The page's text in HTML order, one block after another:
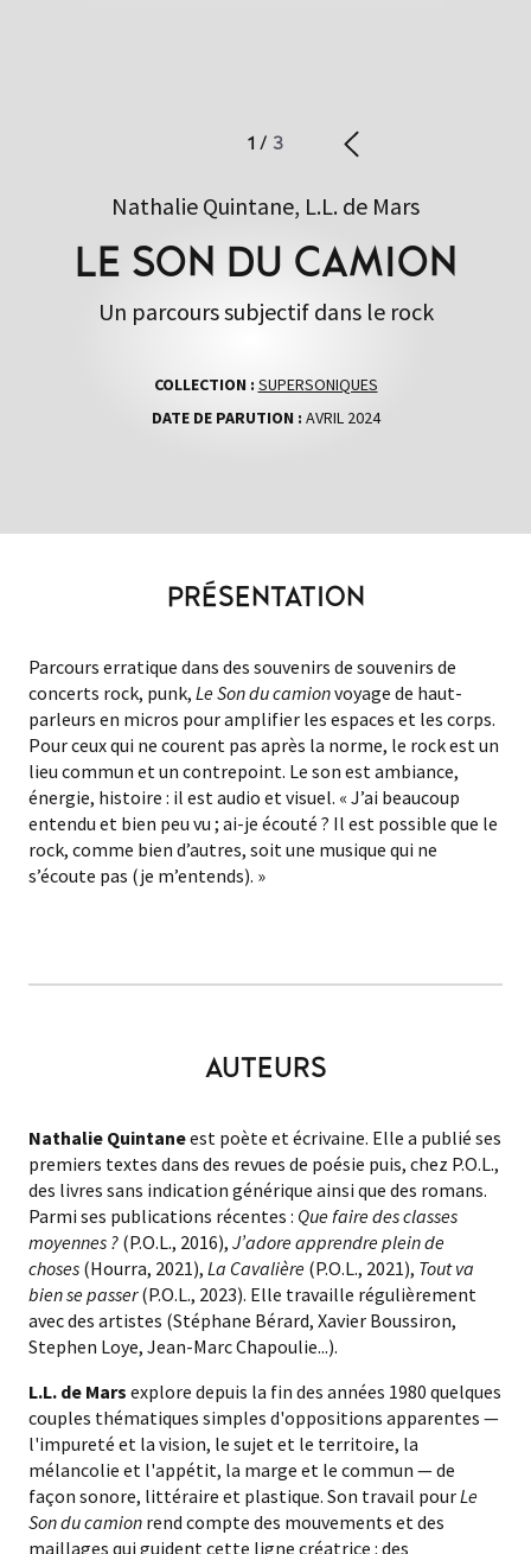
1 / 3
Nathalie Quintane, L.L. de Mars
LE SON DU CAMION
Un parcours subjectif dans le rock
COLLECTION : SUPERSONIQUES
DATE DE PARUTION : AVRIL 2024
PRÉSENTATION
Parcours erratique dans des souvenirs de souvenirs de
concerts rock, punk, Le Son du camionvoyage de haut-
parleurs en micros pour amplifier les espaces et les corps.
Pour ceux qui ne courent pas après la norme, le rock est un
lieu commun et un contrepoint. Le son est ambiance,
énergie, histoire : il est audio et visuel. « J’ai beaucoup
entendu et bien peu vu ; ai-je écouté ? Il est possible que le
rock, comme bien d’autres, soit une musique qui ne
s’écoute pas (je m’entends). »
AUTEURS
Nathalie Quintaneest poète et écrivaine. Elle a publié ses
premiers textes dans des revues de poésie puis, chez P.O.L.,
des livres sans indication générique ainsi que des romans.
Parmi ses publications récentes : Que faire des classes
moyennes ? (P.O.L., 2016), J’adore apprendre plein de
choses (Hourra, 2021), La Cavalière (P.O.L., 2021), Tout va
bien se passer(P.O.L., 2023). Elle travaille régulièrement
avec des artistes (Stéphane Bérard, Xavier Boussiron,
Stephen Loye, Jean-Marc Chapoulie...).
L.L. de Mars explore depuis la fin des années 1980 quelques
couples thématiques simples d'oppositions apparentes —
l'impureté et la vision, le sujet et le territoire, la
mélancolie et l'appétit, la marge et le commun — de
façon sonore, littéraire et plastique. Son travail pourLe
Son du camion rend compte des mouvements et des
maillages qui guident cette ligne créatrice : des